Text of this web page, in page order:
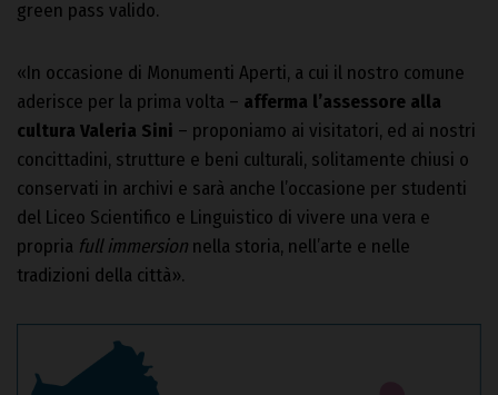
green pass valido.
«In occasione di Monumenti Aperti, a cui il nostro comune
aderisce per la prima volta – afferma l’assessore alla
cultura Valeria Sini – proponiamo ai visitatori, ed ai nostri
concittadini, strutture e beni culturali, solitamente chiusi o
conservati in archivi e sarà anche l’occasione per studenti
del Liceo Scientifico e Linguistico di vivere una vera e
propria full immersion nella storia, nell’arte e nelle
tradizioni della città».